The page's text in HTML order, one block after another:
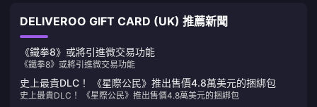
DELIVEROO GIFT CARD (UK) 推薦新聞
《鐵拳8》或將引進微交易功能
《鐵拳8》或將引進微交易功能
史上最貴DLC！ 《星際公民》推出售價4.8萬美元的捆綁包
史上最貴DLC！ 《星際公民》推出售價4.8萬美元的捆綁包